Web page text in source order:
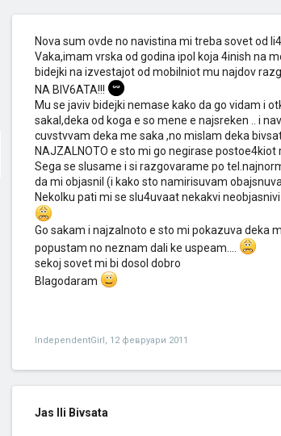
Nova sum ovde no navistina mi treba sovet od
Vaka,imam vrska od godina ipol koja 4inish na
bidejki na izvestajot od mobilniot mu najdov
NA BIV6ATA!!!
Mu se javiv bidejki nemase kako da go vidam i
sakal,deka od koga e so mene e najsreken .. i
cuvstvvam deka me saka ,no mislam deka
NAJZALNOTO e sto mi go negirase
Sega se slusame i si razgovarame po
da mi objasnil (i kako sto namirisuvam
Nekolku pati mi se slu4uvaat nekakvi
Go sakam i najzalnoto e sto mi pokazuva deka
popustam no neznam dali ke uspeam....
sekoj sovet mi bi dosol dobro
Blagodaram
IndependentGirl, 12 февруари 2011
Jas Ili Bivsata